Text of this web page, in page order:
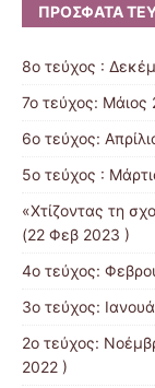
ΠΡΌΣΦΑΤΑ
8ο τεύχος :
7ο τεύχος: Μάιος
6ο τεύχος:
5ο τεύχος :
«Χτίζοντας τη
(22 Φεβ 2023 )
4ο τεύχος:
3ο τεύχος:
2ο τεύχος:
2022 )